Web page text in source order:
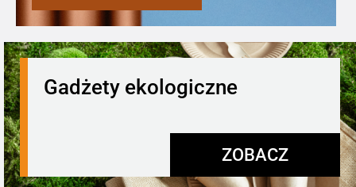
Gadżety ekologiczne
ZOBACZ